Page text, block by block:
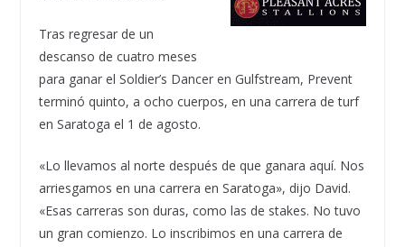
Tras regresar de un
descanso de cuatro meses
para ganar el Soldier’s Dancer en Gulfstream, Prevent
terminó quinto, a ocho cuerpos, en una carrera de turf
en Saratoga el 1 de agosto.
«Lo llevamos al norte después de que ganara aquí. Nos
arriesgamos en una carrera en Saratoga», dijo David.
«Esas carreras son duras, como las de stakes. No tuvo
un gran comienzo. Lo inscribimos en una carrera de